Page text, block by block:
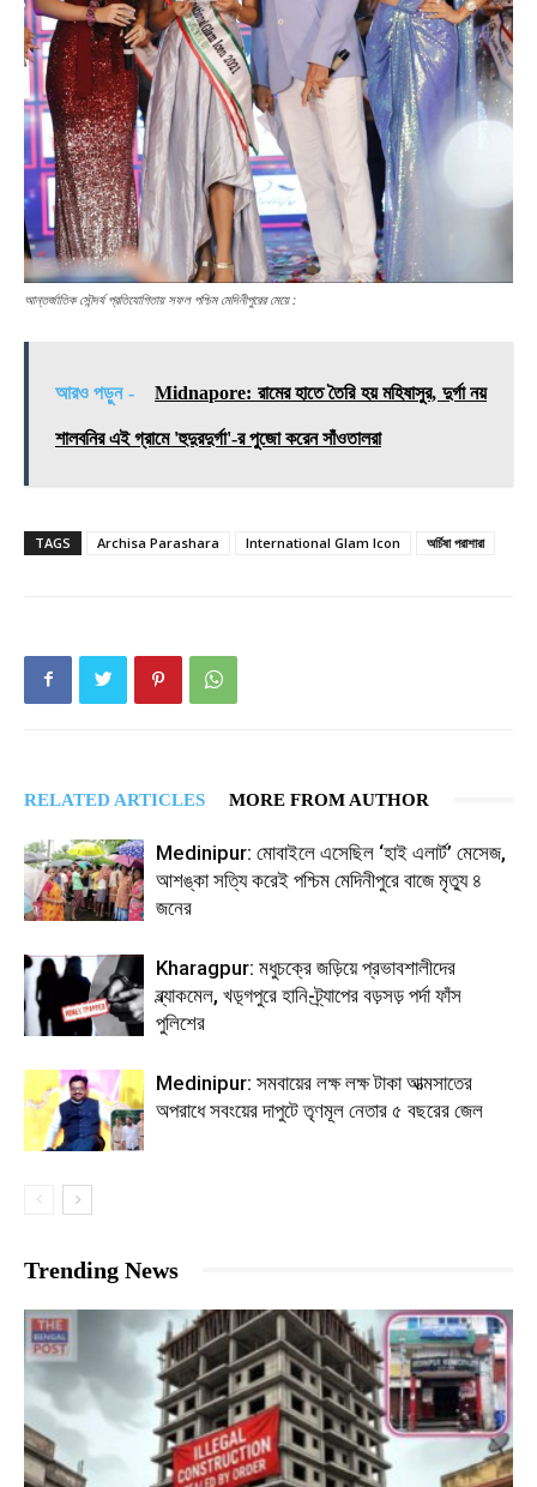
আন্তর্জাতিক সৌন্দর্য প্রতিযোগিতায় সফল পশ্চিম মেদিনীপুরের মেয়ে :
আরও পড়ুন - Midnapore: রামের হাতে তৈরি হয় মহিষাসুর, দুর্গা নয়
শালবনির এই গ্রামে 'হুদুরদুর্গা'-র পুজো করেন সাঁওতালরা
TAGS Archisa Parashara International Glam Icon অর্চিষা পরাশারা
RELATED ARTICLES MORE FROM AUTHOR
Medinipur: মোবাইলে এসেছিল ‘হাই এলার্ট’ মেসেজ,
আশঙ্কা সত্যি করেই পশ্চিম মেদিনীপুরে বাজে মৃত্যু ৪
জনের
Kharagpur: মধুচক্রে জড়িয়ে প্রভাবশালীদের
ব্ল্যাকমেল, খড়্গপুরে হানি-ট্র্যাপের বড়সড় পর্দা ফাঁস
পুলিশের
Medinipur: সমবায়ের লক্ষ লক্ষ টাকা আত্মসাতের
অপরাধে সবংয়ের দাপুটে তৃণমূল নেতার ৫ বছরের জেল
Trending News